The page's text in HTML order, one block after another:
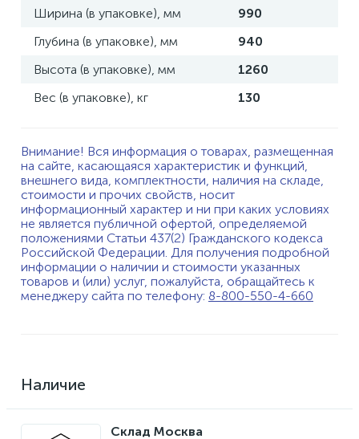
Ширина (в упаковке), мм
990
Глубина (в упаковке), мм
940
Высота (в упаковке), мм
1260
Вес (в упаковке), кг
130
Внимание! Вся информация о товарах, размещенная
на сайте, касающаяся характеристик и функций,
внешнего вида, комплектности, наличия на складе,
стоимости и прочих свойств, носит
информационный характер и ни при каких условиях
не является публичной офертой, определяемой
положениями Статьи 437(2) Гражданского кодекса
Российской Федерации. Для получения подробной
информации о наличии и стоимости указанных
товаров и (или) услуг, пожалуйста, обращайтесь к
менеджеру сайта по телефону: 8-800-550-4-660
Наличие
Склад Москва